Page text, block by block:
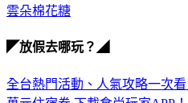
萬元住宿券下載食尚玩家APP